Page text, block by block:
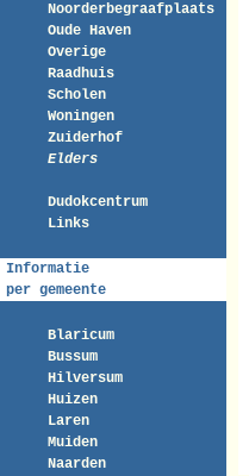
Noorderbegraafplaats
Oude Haven
Overige
Raadhuis
Scholen
Woningen
Zuiderhof
Elders
Dudokcentrum
Links
Informatie
per gemeente
Blaricum
Bussum
Hilversum
Huizen
Laren
Muiden
Naarden